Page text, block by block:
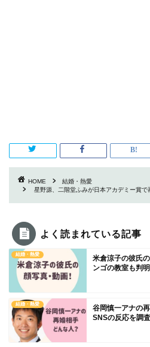
HOME
結婚・熱愛
星野源、二階堂ふみが日本アカデミー賞
よく読まれている記事
結婚・熱愛
米倉涼子の彼氏
ンゴの教室も判明
結婚・熱愛
谷岡慎一アナの
SNSの反応を調査